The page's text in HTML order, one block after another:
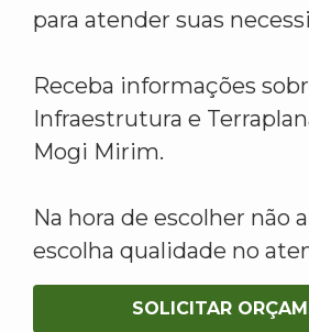
para atender suas
Receba informações
Infraestrutura e
Mogi Mirim.
Na hora de escolher não
escolha qualidade no
SOLICITAR